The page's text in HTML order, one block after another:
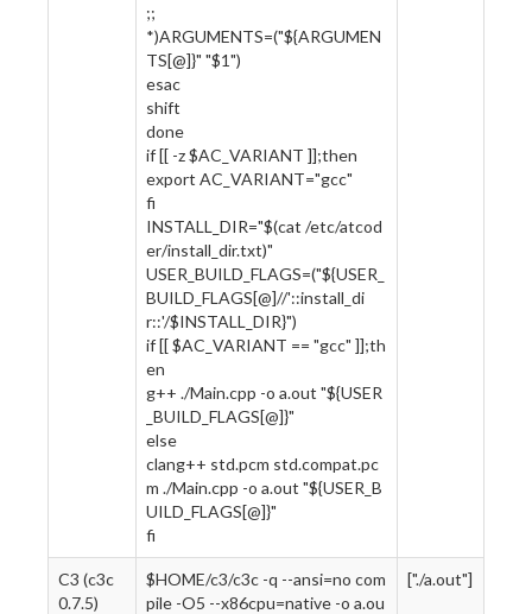
;;
*)ARGUMENTS=("${ARGUMEN
TS[@]}" "$1")
esac
shift
done
if [[ -z $AC_VARIANT ]];then
export AC_VARIANT="gcc"
fi
INSTALL_DIR="$(cat /etc/atcod
er/install_dir.txt)"
USER_BUILD_FLAGS=("${USER_
BUILD_FLAGS[@]//'::install_di
r::'/$INSTALL_DIR}")
if [[ $AC_VARIANT == "gcc" ]];th
en
g++ ./Main.cpp -o a.out "${USER
_BUILD_FLAGS[@]}"
else
clang++ std.pcm std.compat.pc
m ./Main.cpp -o a.out "${USER_B
UILD_FLAGS[@]}"
fi
C3 (c3c
0.7.5)
$HOME/c3/c3c -q --ansi=no com
pile -O5 --x86cpu=native -o a.ou
["./a.out"]